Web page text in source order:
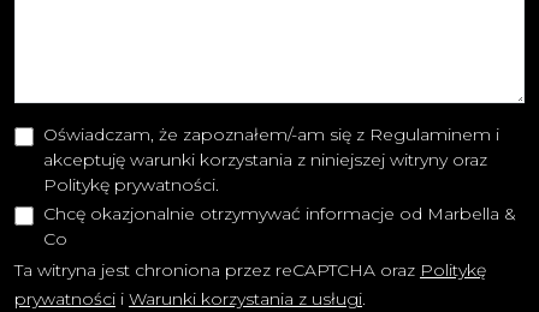
Oświadczam, że zapoznałem/-am się z Regulaminem i
akceptuję warunki korzystania z niniejszej witryny oraz
Politykę prywatności.
Chcę okazjonalnie otrzymywać informacje od Marbella &
Co
Ta witryna jest chroniona przez reCAPTCHA oraz Politykę
prywatności i Warunki korzystania z usługi.